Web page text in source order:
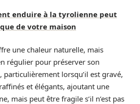
enduire à la tyrolienne peut
de votre maison
une chaleur naturelle, mais
régulier pour préserver son
, particulièrement lorsqu’il est gravé,
et élégants, ajoutant une
mais peut être fragile s’il n’est pas